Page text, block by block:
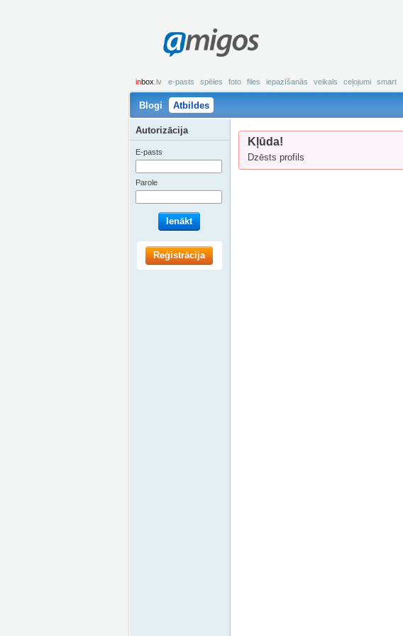
amigos
inbox .lv e-pasts spēles foto files iepazīšanās veikals ceļojumi smart
Blogi Atbildes
Kļūda!
Dzēsts profils
Autorizācija
E-pasts
Parole
Ienākt
Reģistrācija